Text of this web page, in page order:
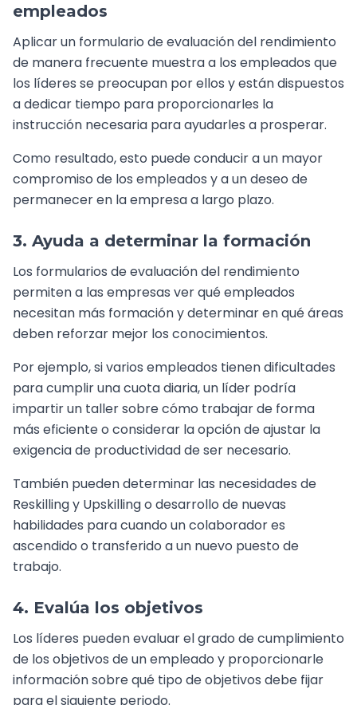
empleados
Aplicar un formulario de evaluación del rendimiento
de manera frecuente muestra a los empleados que
los líderes se preocupan por ellos y están dispuestos
a dedicar tiempo para proporcionarles la
instrucción necesaria para ayudarles a prosperar.
Como resultado, esto puede conducir a un mayor
compromiso de los empleados y a un deseo de
permanecer en la empresa a largo plazo.
3. Ayuda a determinar la formación
Los formularios de evaluación del rendimiento
permiten a las empresas ver qué empleados
necesitan más formación y determinar en qué áreas
deben reforzar mejor los conocimientos.
Por ejemplo, si varios empleados tienen dificultades
para cumplir una cuota diaria, un líder podría
impartir un taller sobre cómo trabajar de forma
más eficiente o considerar la opción de ajustar la
exigencia de productividad de ser necesario.
También pueden determinar las necesidades de
Reskilling y Upskilling o desarrollo de nuevas
habilidades para cuando un colaborador es
ascendido o transferido a un nuevo puesto de
trabajo.
4. Evalúa los objetivos
Los líderes pueden evaluar el grado de cumplimiento
de los objetivos de un empleado y proporcionarle
información sobre qué tipo de objetivos debe fijar
para el siguiente periodo.